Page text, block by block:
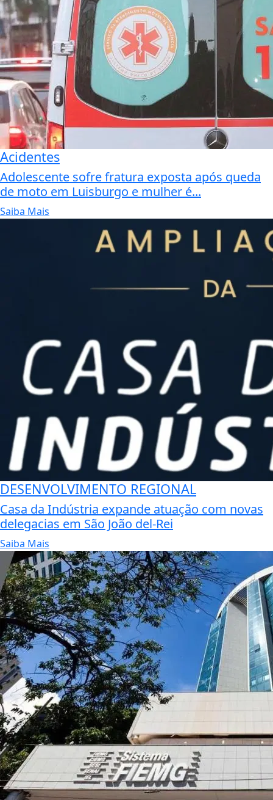
Acidentes
Adolescente sofre fratura exposta após queda
de moto em Luisburgo e mulher é...
Saiba Mais
DESENVOLVIMENTO REGIONAL
Casa da Indústria expande atuação com novas
delegacias em São João del-Rei
Saiba Mais